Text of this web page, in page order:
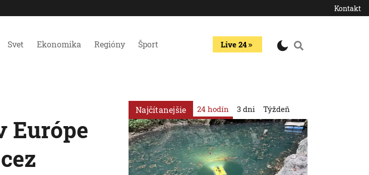
Kontakt
Svet Ekonomika Regióny Šport Live 24
Európe
Najčítanejšie 24 hodín 3 dni Týždeň